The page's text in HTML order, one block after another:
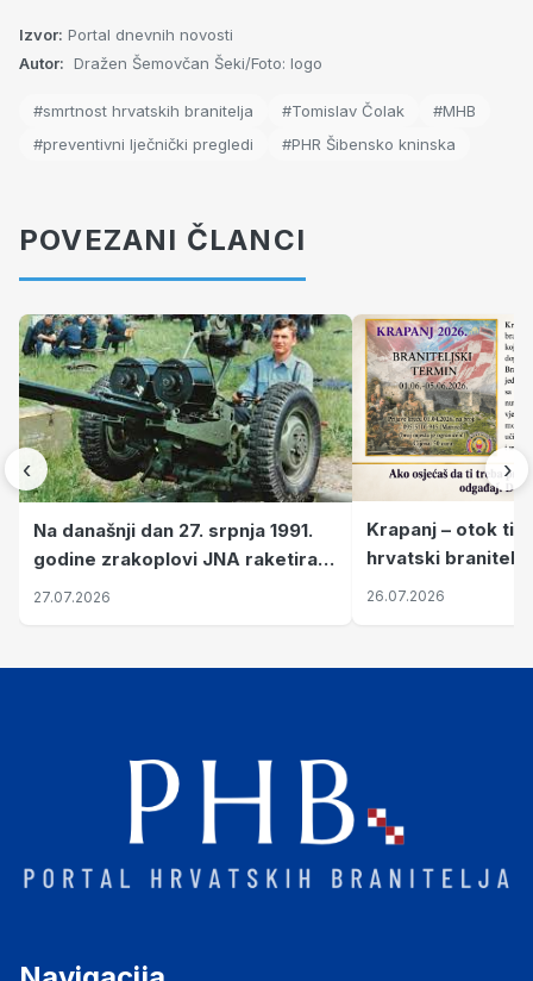
Izvor: Portal dnevnih novosti
Autor: Dražen Šemovčan Šeki/Foto: logo
#smrtnost hrvatskih branitelja #Tomislav Čolak
#MHB
#preventivni lječnički pregledi
#PHR Šibensko kninska
POVEZANI ČLANCI
‹
Na današnji dan 27. srpnja 1991.
godine zrakoplovi JNA raketirali
su vojarnu i obučni centar "Nikola
27.07.2026
Krapanj – otok
hrvatski branitelji
pronalaze mir
26.07.2026
›